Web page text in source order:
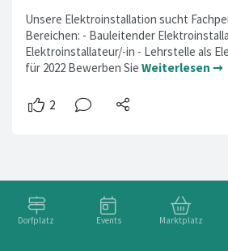
Dorfplatz Events Marktplatz
Unsere Elektroinstallation sucht
Bereichen: - Bauleitender
Elektroinstallateur/-in - Lehrstelle als
für 2022 Bewerben Sie Weiterlesen ➞